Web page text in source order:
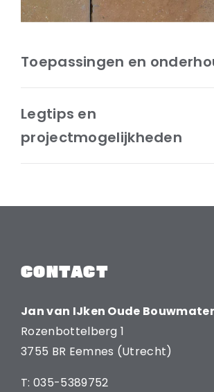
Toepassingen en
Legtips en
projectmogelijkheden
CONTACT
Jan van IJken Oude
Rozenbottelberg 1
3755 BR Eemnes (Utrecht)
T: 035-5389752